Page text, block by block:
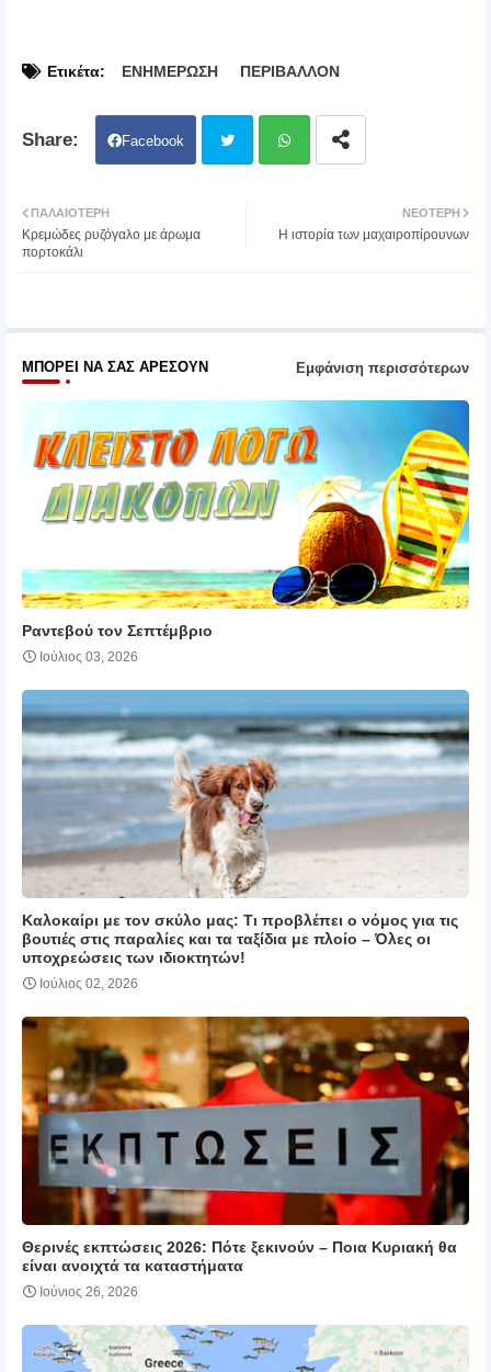
Ετικέτα: ΕΝΗΜΕΡΩΣΗ ΠΕΡΙΒΑΛΛΟΝ
Facebook
atsa
ΝΕΌΤΕΡΗ
H ιστορία των μαχαιροπίρουνων
ΠΑΛΑΙΌΤΕΡΗ
Κρεμώδες ρυζόγαλο με άρωμα
πορτοκάλι
ΜΠΟΡΕΊ ΝΑ ΣΑΣ ΑΡΈΣΟΥΝ Εμφάνιση περισσότερων
Ραντεβού τον Σεπτέμβριο
Ιούλιος 03, 2026
Καλοκαίρι με τον σκύλο μας: Τι προβλέπει ο νόμος για τις
βουτιές στις παραλίες και τα ταξίδια με πλοίο – Όλες οι
υποχρεώσεις των ιδιοκτητών!
Ιούλιος 02, 2026
Θερινές εκπτώσεις 2026: Πότε ξεκινούν – Ποια Κυριακή θα
είναι ανοιχτά τα καταστήματα
Ιούνιος 26, 2026